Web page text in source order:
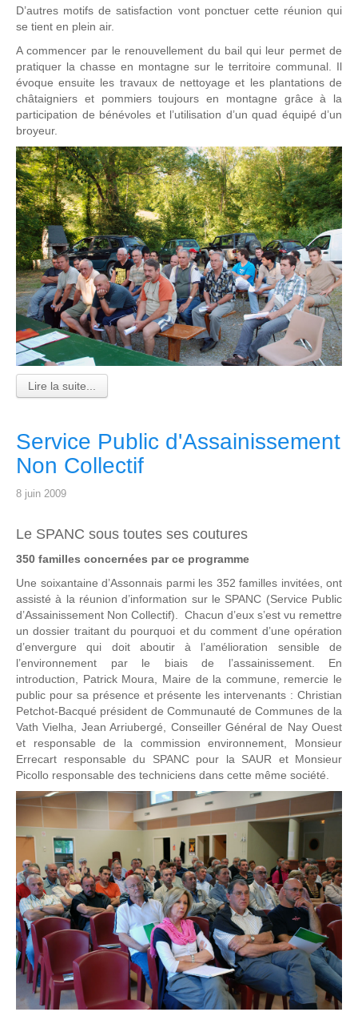
D’autres motifs de satisfaction vont ponctuer cette réunion qui
se tient en plein air.
A commencer par le renouvellement du bail qui leur permet de
pratiquer la chasse en montagne sur le territoire communal. Il
évoque ensuite les travaux de nettoyage et les plantations de
châtaigniers et pommiers toujours en montagne grâce à la
participation de bénévoles et l’utilisation d’un quad équipé d’un
broyeur.
Lire la suite...
Service Public d'Assainissement
Non Collectif
8 juin 2009
Le SPANC sous toutes ses coutures
350 familles concernées par ce programme
Une soixantaine d’Assonnais parmi les 352 familles invitées, ont
assisté à la réunion d’information sur le SPANC (Service Public
d’Assainissement Non Collectif). Chacun d’eux s’est vu remettre
un dossier traitant du pourquoi et du comment d’une opération
d’envergure qui doit aboutir à l’amélioration sensible de
l’environnement par le biais de l’assainissement. En
introduction, Patrick Moura, Maire de la commune, remercie le
public pour sa présence et présente les intervenants : Christian
Petchot-Bacqué président de Communauté de Communes de la
Vath Vielha, Jean Arriubergé, Conseiller Général de Nay Ouest
et responsable de la commission environnement, Monsieur
Errecart responsable du SPANC pour la SAUR et Monsieur
Picollo responsable des techniciens dans cette même société.